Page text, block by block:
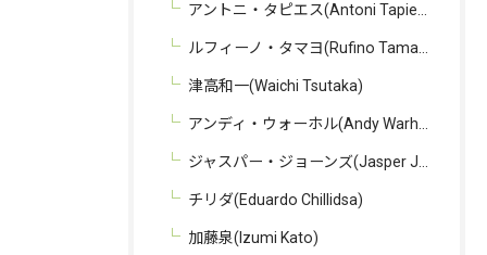
アントニ・タピエス(Antoni Tapies)
ルフィーノ・タマヨ(Rufino Tamayo)
津高和一(Waichi Tsutaka)
アンディ・ウォーホル(Andy Warhol)
ジャスパー・ジョーンズ(Jasper Johns)
チリダ(Eduardo Chillidsa)
加藤泉(Izumi Kato)